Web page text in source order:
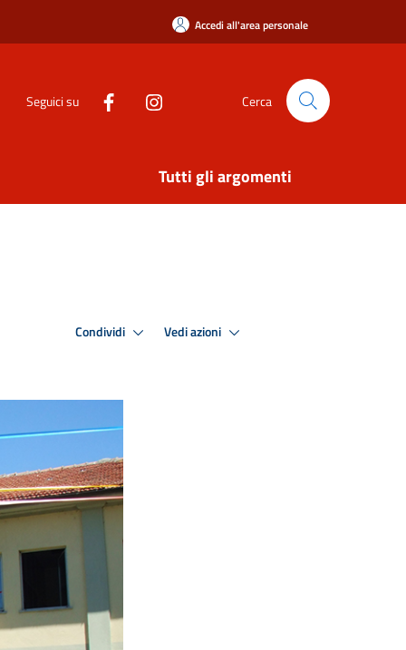
Accedi all'area personale
Seguici su Cerca
Tutti gli argomenti
Condividi Vedi azioni